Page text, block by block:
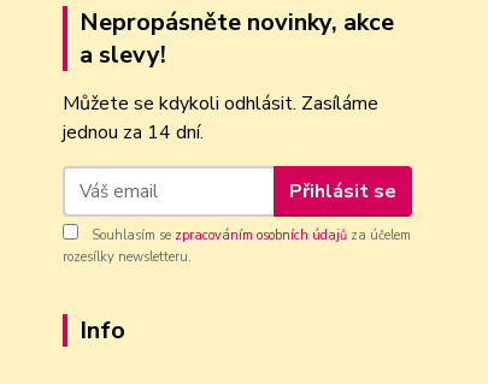
Nepropásněte novinky, akce
a slevy!
Můžete se kdykoli odhlásit. Zasíláme
jednou za 14 dní.
Přihlásit se
Souhlasím se zpracováním osobních údajů za účelem
rozesílky newsletteru.
Info